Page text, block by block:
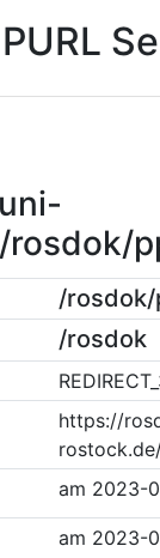
PURL
/
/rosdok
https://
am 2023-
am 2023-